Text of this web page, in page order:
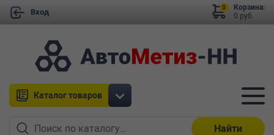
Вход
Корзина:
0 руб.
0
Каталог товаров
Найти